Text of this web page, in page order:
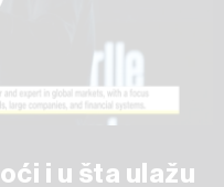
i u šta ulažu